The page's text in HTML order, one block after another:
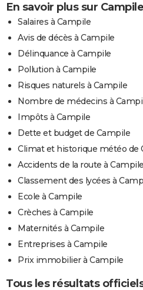
En savoir plus sur Campile
Salaires à Campile
Avis de décès à Campile
Délinquance à Campile
Pollution à Campile
Risques naturels à Campile
Nombre de médecins à
Impôts à Campile
Dette et budget de Campile
Climat et historique météo de
Accidents de la route à Campile
Classement des lycées à
Ecole à Campile
Crèches à Campile
Maternités à Campile
Entreprises à Campile
Prix immobilier à Campile
Tous les résultats